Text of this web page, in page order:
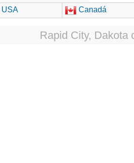
USA Canadá
Rapid City, Dakota